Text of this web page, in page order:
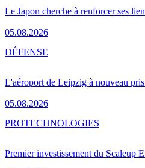
Le Japon cherche à renforcer ses
05.08.2026
L'aéroport de Leipzig à nouveau
05.08.2026
DÉFENSE
Premier investissement du Scaleup
PROTECHNOLOGIES